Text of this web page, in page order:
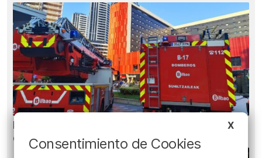
Metro Bilbao cierra la estación de San Mamés
durante una hora por un incendio
X
Consentimiento de Cookies